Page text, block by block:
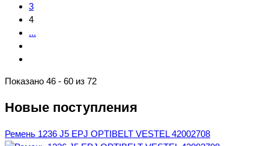
3
4
...
Показано 46 - 60 из 72
Новые поступления
Ремень 1236 J5 EPJ OPTIBELT VESTEL 42002708